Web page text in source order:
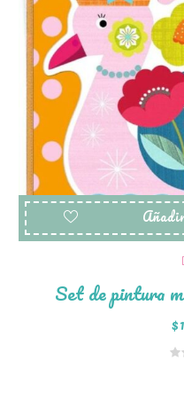
Set de pintura
$